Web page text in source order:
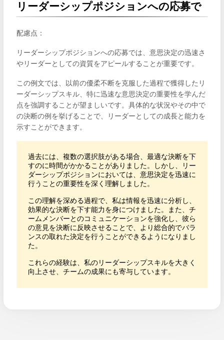
リーダーシップポジションへの応募で
配慮点：
リーダーシップポジションへの応募では、意思決定の迅速さ
やリーダーとしての資質をアピールすることが重要です。
この例文では、以前の優柔不断を克服した過程で獲得したリ
ーダーシップスキル、特に迅速な意思決定の重要性を学んだ
点を強調することが望ましいです。具体的な状況やその中で
の決断の例を挙げることで、リーダーとしての成長と能力を
示すことができます。
過去には、複数の選択肢がある場合、最適な決断を下
すのに時間がかかることがありました。しかし、リー
ダーシップポジションにおいては、意思決定を迅速に
行うことの重要性を深く理解しました。
この理解を深める過程で、私は情報を迅速に分析し、
効果的な決断を下す能力を身につけました。また、チ
ームメンバーとのコミュニケーションを強化し、彼ら
の意見を決断に反映させることで、より総合的でバラ
ンスの取れた決定を行うことができるようになりまし
た。
これらの経験は、私のリーダーシップスキルを大きく
向上させ、チームの成果にも寄与しています。